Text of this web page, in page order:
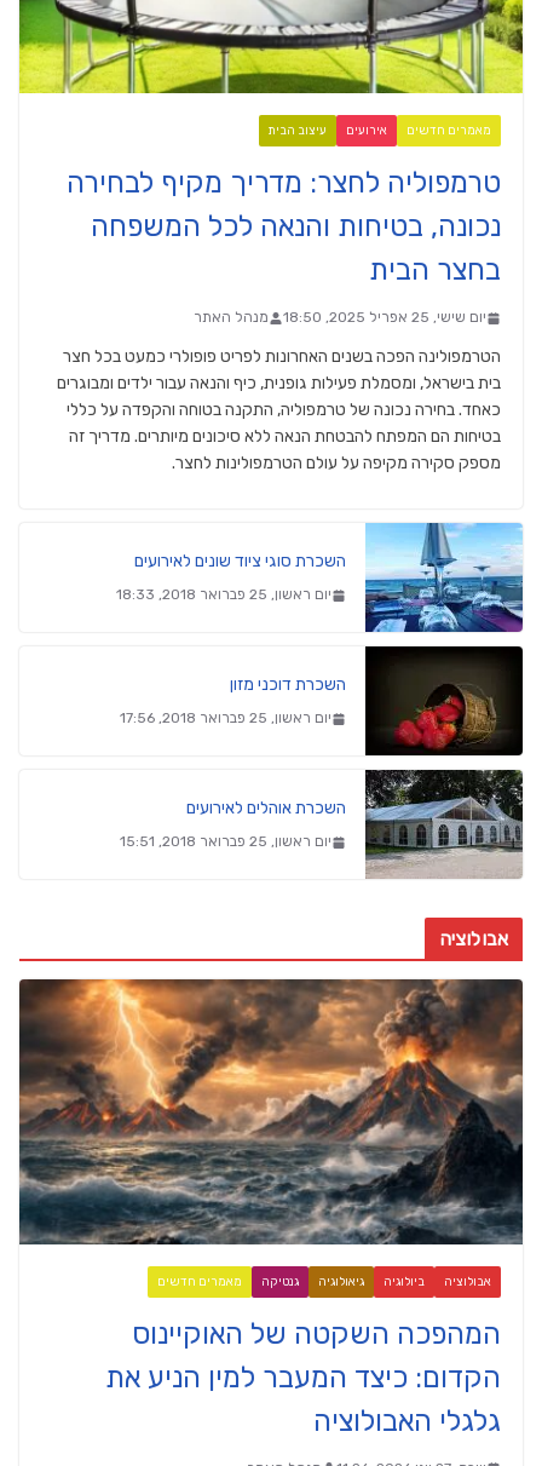
מאמרים חדשים אירועים עיצוב הבית
טרמפוליה לחצר: מדריך מקיף לבחירה
נכונה, בטיחות והנאה לכל המשפחה
בחצר הבית
יום שישי, 25 אפריל 2025, 18:50 מנהל האתר
הטרמפולינה הפכה בשנים האחרונות לפריט פופולרי כמעט בכל חצר
בית בישראל, ומסמלת פעילות גופנית, כיף והנאה עבור ילדים ומבוגרים
כאחד. בחירה נכונה של טרמפוליה, התקנה בטוחה והקפדה על כללי
בטיחות הם המפתח להבטחת הנאה ללא סיכונים מיותרים. מדריך זה
מספק סקירה מקיפה על עולם הטרמפולינות לחצר.
השכרת סוגי ציוד שונים לאירועים
יום ראשון, 25 פברואר 2018, 18:33
השכרת דוכני מזון
יום ראשון, 25 פברואר 2018, 17:56
השכרת אוהלים לאירועים
יום ראשון, 25 פברואר 2018, 15:51
אבולוציה
אבולוציה ביולוגיה גיאולוגיה גנטיקה מאמרים חדשים
המהפכה השקטה של האוקיינוס
הקדום: כיצד המעבר למין הניע את
גלגלי האבולוציה